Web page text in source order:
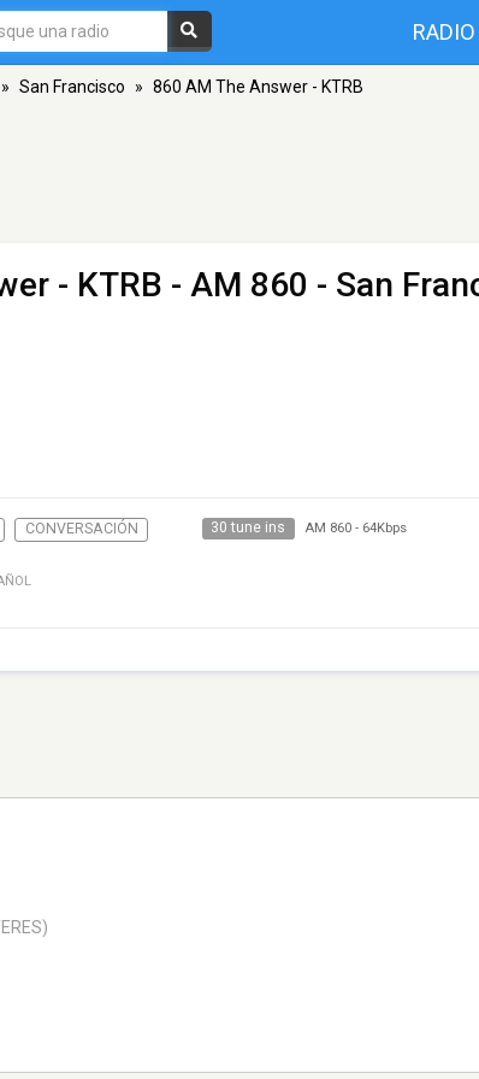
RADIO
» San Francisco » 860 AM The Answer - KTRB
- KTRB - AM 860 - San
CONVERSACIÓN 30 tune ins AM 860- 64Kbps